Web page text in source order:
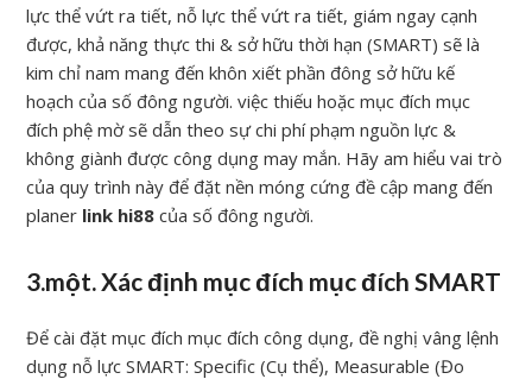
lực thể vứt ra tiết, nỗ lực thể vứt ra tiết, giám ngay cạnh
được, khả năng thực thi & sở hữu thời hạn (SMART) sẽ là
kim chỉ nam mang đến khôn xiết phần đông sở hữu kế
hoạch của số đông người. việc thiếu hoặc mục đích mục
đích phệ mờ sẽ dẫn theo sự chi phí phạm nguồn lực &
không giành được công dụng may mắn. Hãy am hiểu vai trò
của quy trình này để đặt nền móng cứng đề cập mang đến
planer link hi88 của số đông người.
3.một. Xác định mục đích mục đích SMART
Để cài đặt mục đích mục đích công dụng, đề nghị vâng lệnh
dụng nỗ lực SMART: Specific (Cụ thể), Measurable (Đo